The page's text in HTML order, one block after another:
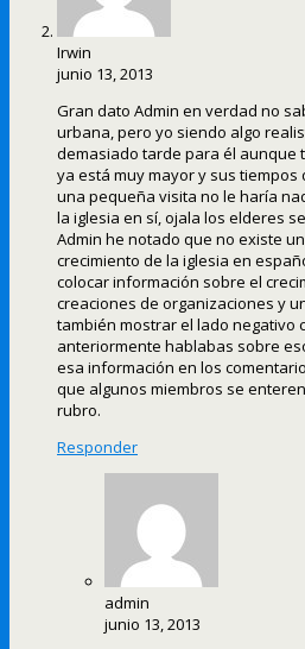
Irwin
junio 13, 2013
Gran dato Admin en verdad no
urbana, pero yo siendo algo
demasiado tarde para él aunque
ya está muy mayor y sus
una pequeña visita no le haría
la iglesia en sí, ojala los elderes
Admin he notado que no existe
crecimiento de la iglesia en
colocar información sobre el
creaciones de organizaciones y
también mostrar el lado negativo
anteriormente hablabas sobre
esa información en los
que algunos miembros se
rubro.
Responder
admin
junio 13, 2013